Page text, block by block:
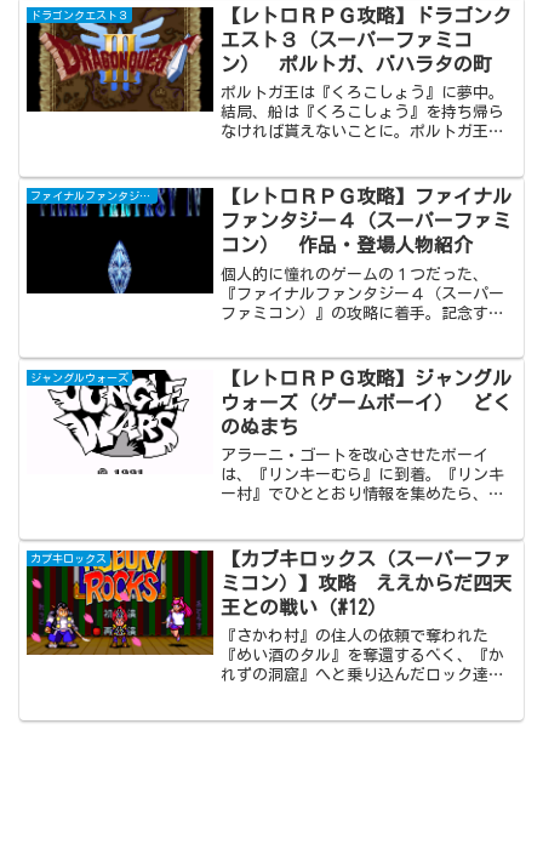
いという情報を入手。『ひがしのはと
ば』で待ち受けているゾルたいさを倒
し、ギリアムを救出しましょう。
ドラゴンクエスト３
【レトロＲＰＧ攻略】ドラゴンク
エスト３（スーパーファミコ
ン） ポルトガ、バハラタの町
ポルトガ王は『くろこしょう』に夢中。
結局、船は『くろこしょう』を持ち帰ら
なければ貰えないことに。ポルトガ王か
町』に辿り着いた主人公（勇者）。しか
し、容易に『くろこしょう』を手に入れ
ることはできません。
ファイナルファンタジー４
【レトロＲＰＧ攻略】ファイナル
ファンタジー４（スーパーファミ
コン） 作品・登場人物紹介
個人的に憧れのゲームの１つだった、
『ファイナルファンタジー４（スーパー
ファミコン）』の攻略に着手。記念すべ
の概要と、セシルやカインをはじめとす
る魅力的な登場人物達の紹介をしていき
ます。
ジャングルウォーズ
【レトロＲＰＧ攻略】ジャングル
ウォーズ（ゲームボーイ） どく
のぬまち
アラーニ・ゴートを改心させたボーイ
は、『リンキーむら』に到着。『リンキ
ー村』でひととおり情報を集めたら、サ
『ちからのゆびわ』はレベルアップ時に
HPが全回復するという便利なアイテム。
この機会に入手しておきましょう。
カブキロックス
【カブキロックス（スーパーファ
ミコン）】攻略 ええからだ四天
王との戦い（#12）
『さかわ村』の住人の依頼で奪われた
『めい酒のタル』を奪還するべく、『か
れずの洞窟』へと乗り込んだロック達。